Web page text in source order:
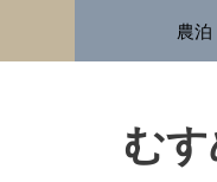
農泊
む